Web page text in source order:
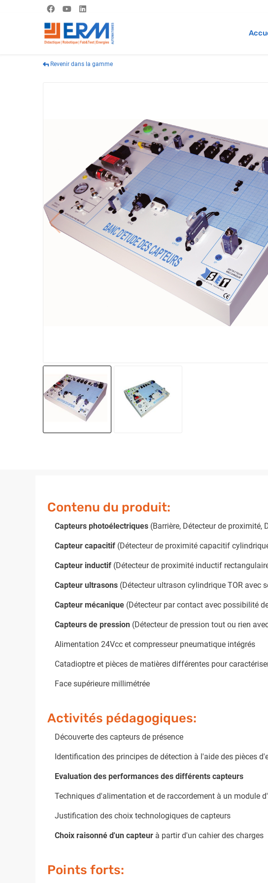
Revenir dans la gamme
Contenu du produit:
Capteurs photoélectriques (Barrière, Détecteur de
Capteur capacitif (Détecteur de proximité capacitif
Capteur inductif (Détecteur de proximité inductif
Capteur ultrasons (Détecteur ultrason cylindrique TOR avec
Capteur mécanique (Détecteur par contact avec possibilité
Capteurs de pression (Détecteur de pression tout ou rien
Alimentation 24Vcc et compresseur pneumatique intégrés
Catadioptre et pièces de matières différentes pour
Face supérieure millimétrée
Activités pédagogiques:
Découverte des capteurs de présence
Identification des principes de détection à l'aide des pièces
Evaluation des performances des différents capteurs
Techniques d'alimentation et de raccordement à un module
Justification des choix technologiques de capteurs
Choix raisonné d'un capteur à partir d'un cahier des charges
Points forts: